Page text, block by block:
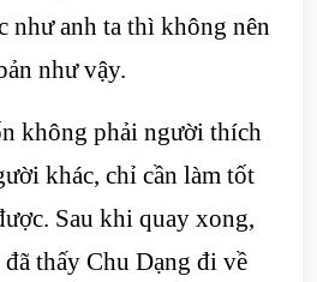
như anh ta thì không nên
như vậy.
không phải người thích
khác, chỉ cần làm tốt
Sau khi quay xong,
thấy Chu Dạng đi về